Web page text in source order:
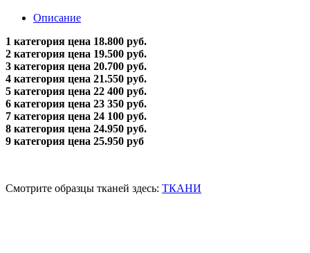
Описание
1 категория цена 18.800 руб.
2 категория цена 19.500 руб.
3 категория цена 20.700 руб.
4 категория цена 21.550 руб.
5 категория цена 22 400 руб.
6 категория цена 23 350 руб.
7 категория цена 24 100 руб.
8 категория цена 24.950 руб.
9 категория цена 25.950 руб
Смотрите образцы тканей здесь: ТКАНИ